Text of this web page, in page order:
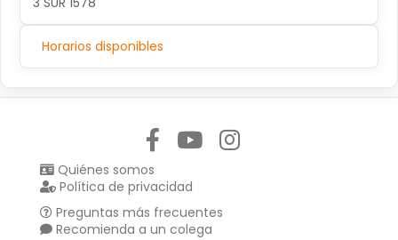
Horarios disponibles
Quiénes somos
Política de privacidad
Preguntas más frecuentes
Recomienda a un colega